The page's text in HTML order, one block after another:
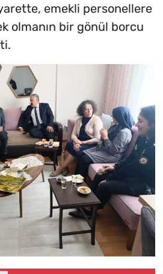
emekli personellere
olmanın bir gönül borcu